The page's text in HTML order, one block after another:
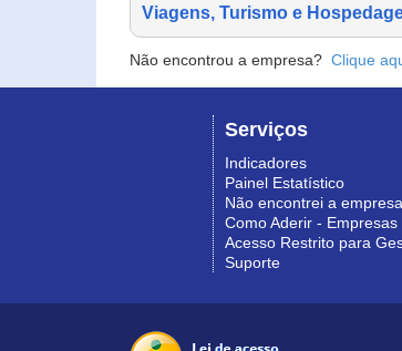
Viagens, Turismo e
Não encontrou a empresa? Clique
Serviços
Indicadores
Painel Estatístico
Não encontrei a empresa
Como Aderir - Empresas
Acesso Restrito para
Suporte